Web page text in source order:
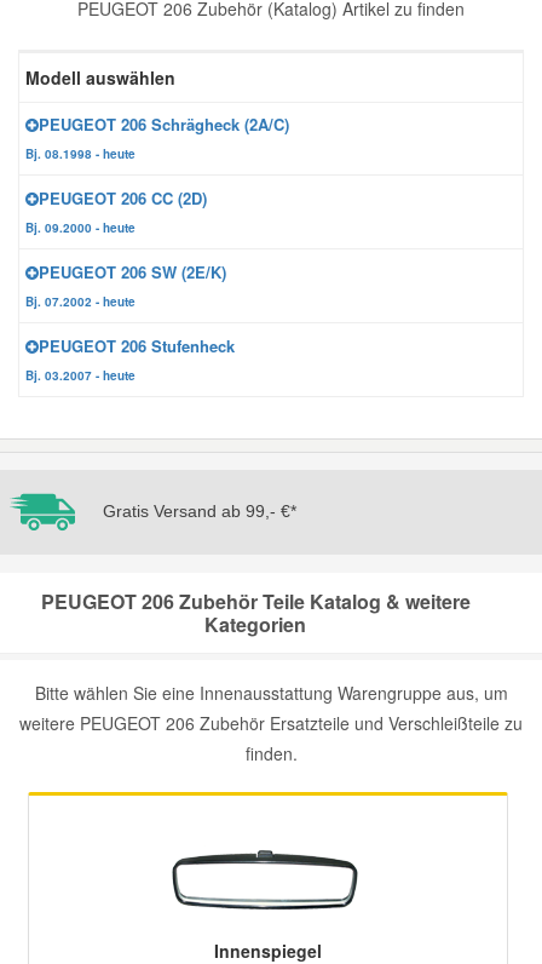
PEUGEOT 206 Zubehör (Katalog) Artikel zu finden
Modell auswählen
PEUGEOT 206 Schrägheck (2A/C)
Bj. 08.1998 - heute
PEUGEOT 206 CC (2D)
Bj. 09.2000 - heute
PEUGEOT 206 SW (2E/K)
Bj. 07.2002 - heute
PEUGEOT 206 Stufenheck
Bj. 03.2007 - heute
Gratis Versand ab 99,- €*
PEUGEOT 206 Zubehör Teile Katalog & weitere
Kategorien
Bitte wählen Sie eine Innenausstattung Warengruppe aus, um
weitere PEUGEOT 206 Zubehör Ersatzteile und Verschleißteile zu
finden.
Innenspiegel
Zündanlage und Glühanlage
Jeep Ersatzteile
Kia Ersatzteile
Lancia Ersatzteile
Mazda Ersatzteile
Mini Ersatzteile
Mitsubishi Ersatzteile
Nissan Ersatzteile
Porsche Ersatzteile